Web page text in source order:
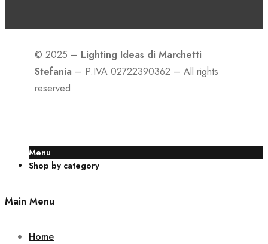
© 2025 – Lighting Ideas di Marchetti
Stefania – P.IVA 02722390362 – All rights
reserved
Menu
Shop by category
Main Menu
Home